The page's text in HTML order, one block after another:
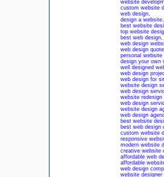
website
custom website
web design,
design a website,
best website
top website
best web design,
web design
web design quote
personal website
design your own
well designed
web design
web design for
website design
web design
website redesign
web design
website design
web design
best website
best web design
custom website
responsive
modern website
creative website
affordable web
affordable
web design
website designer